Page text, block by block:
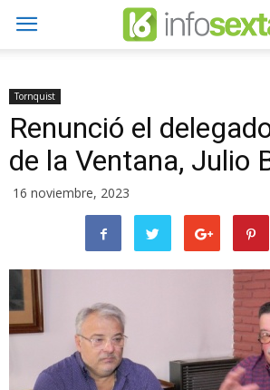
Tornquist
Renunció el
de la Ventana, Julio
16 noviembre, 2023